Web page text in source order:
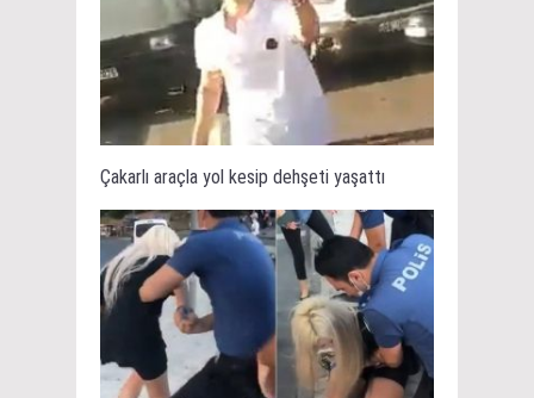
Çakarlı araçla yol kesip dehşeti yaşattı